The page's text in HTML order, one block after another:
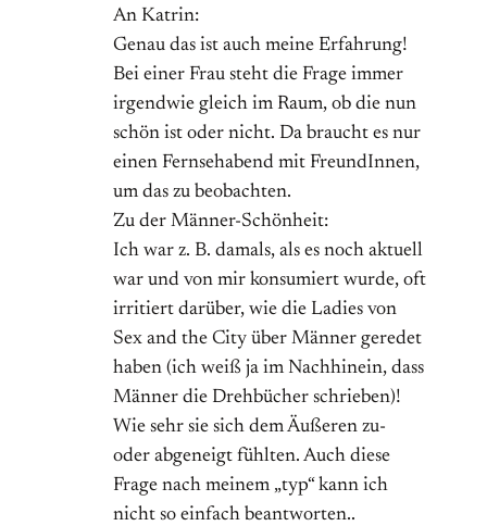
An Katrin:
Genau das ist auch meine Erfahrung!
Bei einer Frau steht die Frage immer
irgendwie gleich im Raum, ob die nun
schön ist oder nicht. Da braucht es nur
einen Fernsehabend mit FreundInnen,
um das zu beobachten.
Zu der Männer-Schönheit:
Ich war z. B. damals, als es noch aktuell
war und von mir konsumiert wurde, oft
irritiert darüber, wie die Ladies von
Sex and the City über Männer geredet
haben (ich weiß ja im Nachhinein, dass
Männer die Drehbücher schrieben)!
Wie sehr sie sich dem Äußeren zu-
oder abgeneigt fühlten. Auch diese
Frage nach meinem „typ“ kann ich
nicht so einfach beantworten..